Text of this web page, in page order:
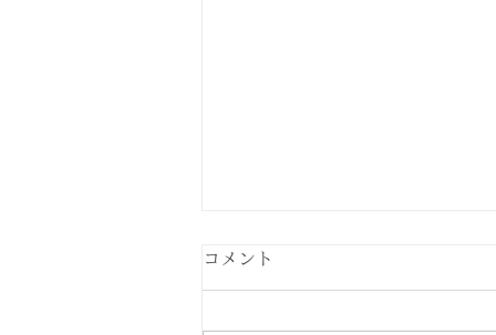
丸太を仕分けております。
丸太を選別して仕分け作業をや
コメント